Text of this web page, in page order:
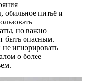
обильное питьё и
но важно
быть опасным.
игнорировать
о более